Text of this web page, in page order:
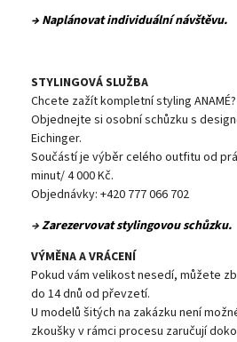
→ Naplánovat individuální návštěvu.
STYLINGOVÁ SLUŽBA
Chcete zažít kompletní styling ANAMÉ?
Objednejte si osobní schůzku s
Eichinger.
Součástí je výběr celého outfitu od
minut/ 4 000 Kč.
Objednávky: +420 777 066 702
→Zarezervovat stylingovou schůzku.
VÝMĚNA A VRÁCENÍ
Pokud vám velikost nesedí, můžete
do 14 dnů od převzetí.
U modelů šitých na zakázku není
zkoušky v rámci procesu zaručují